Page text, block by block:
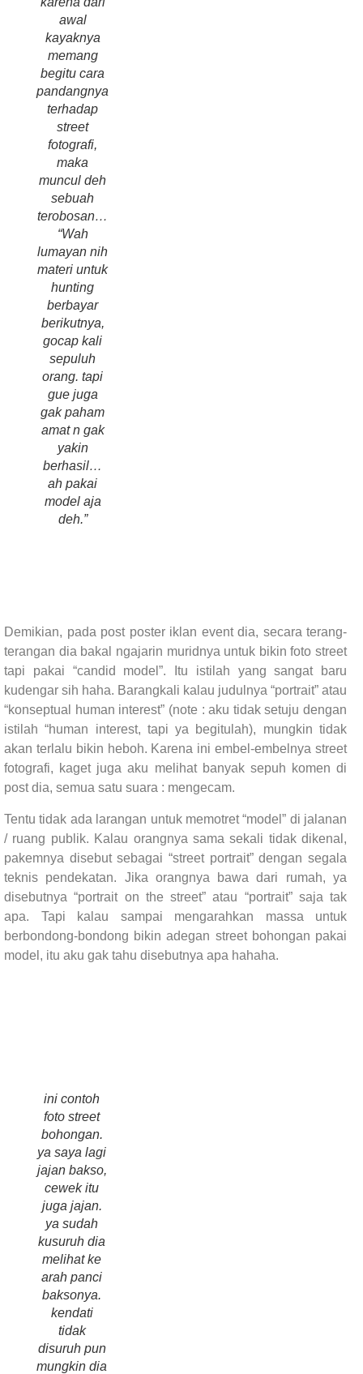
awal
kayaknya
memang
begitu cara
pandangnya
terhadap
street
fotografi,
maka
muncul deh
sebuah
terobosan…
“Wah
lumayan nih
materi untuk
hunting
berbayar
berikutnya,
gocap kali
sepuluh
orang. tapi
gue juga
gak paham
amat n gak
yakin
berhasil…
ah pakai
model aja
deh.”
Demikian, pada post poster iklan event dia, secara terang-
terangan dia bakal ngajarin muridnya untuk bikin foto street
tapi pakai “candid model”. Itu istilah yang sangat baru
kudengar sih haha. Barangkali kalau judulnya “portrait” atau
“konseptual human interest” (note : aku tidak setuju dengan
istilah “human interest, tapi ya begitulah), mungkin tidak
akan terlalu bikin heboh. Karena ini embel-embelnya street
fotografi, kaget juga aku melihat banyak sepuh komen di
post dia, semua satu suara : mengecam.
Tentu tidak ada larangan untuk memotret “model” di jalanan
/ ruang publik. Kalau orangnya sama sekali tidak dikenal,
pakemnya disebut sebagai “street portrait” dengan segala
teknis pendekatan. Jika orangnya bawa dari rumah, ya
disebutnya “portrait on the street” atau “portrait” saja tak
apa. Tapi kalau sampai mengarahkan massa untuk
berbondong-bondong bikin adegan street bohongan pakai
model, itu aku gak tahu disebutnya apa hahaha.
ini contoh
foto street
bohongan.
ya saya lagi
jajan bakso,
cewek itu
juga jajan.
ya sudah
kusuruh dia
melihat ke
arah panci
baksonya.
kendati
tidak
disuruh pun
mungkin dia